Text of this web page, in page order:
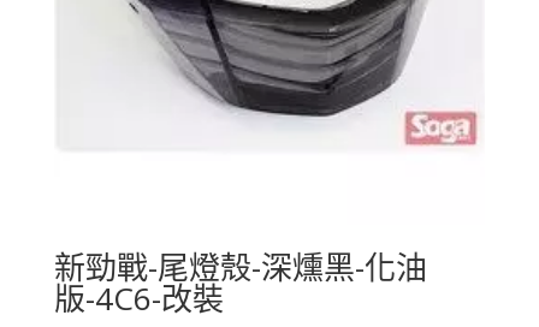
新勁戰-尾燈殼-深燻黑-化油
版-4C6-改裝